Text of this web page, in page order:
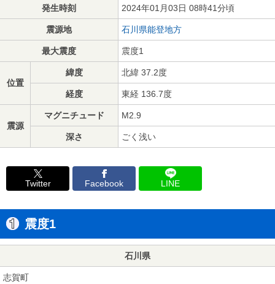
発生時刻 2024年01月03日 08時41分頃
震源地 石川県能登地方
最大震度 震度1
位置
緯度 北緯 37.2度
経度 東経 136.7度
震源
マグニチュード M2.9
深さ ごく浅い
Twitter Facebook LINE
震度1
石川県
志賀町